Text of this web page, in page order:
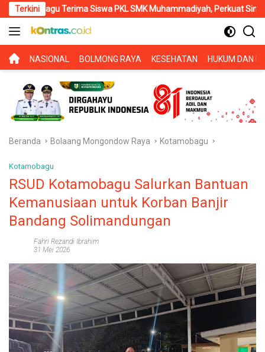
Langsung
ke
konten
Terkini
PKL SMK Muhammadiyah, Perkuat Sinergi Dunia Pendidikan dan
BERANDA
NASIONAL BOLMONG RAYA KESEHATAN HUKUM DAN
Beranda Bolaang Mongondow Raya Kotamobagu
Kotamobagu
RSUD Kotamobagu Salurkan Bantuan
Kemanusiaan untuk Korban Banjir
Bandang Solimandungan
Fahri Rezandi Ibrahim
31 Mei 2026